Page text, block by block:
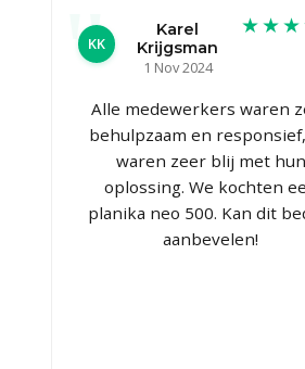
KK
Karel
Krijgsman
1 Nov 2024
Alle medewerkers waren
behulpzaam en
waren zeer blij met hun
oplossing. We kochten
planika neo 500. Kan dit
aanbevelen!